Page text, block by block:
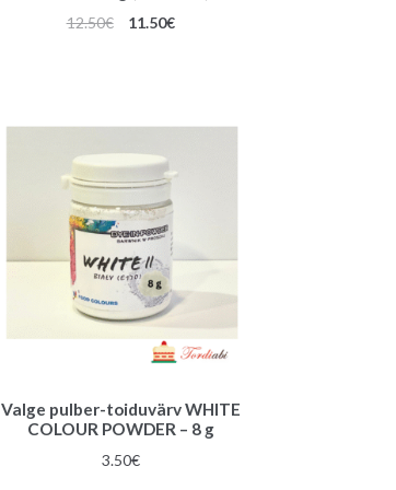
12.50€
Algne
11.50€Praegune
Valge pulber-toiduvärv WHITE
COLOUR POWDER – 8 g
3.50€